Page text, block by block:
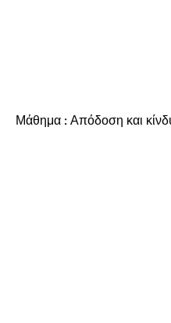
Μάθημα : Απόδοση και